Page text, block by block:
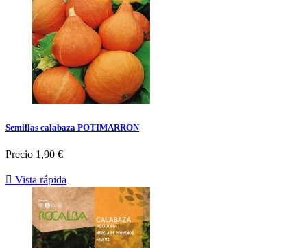
Semillas calabaza POTIMARRON
Precio 1,90 €
 Vista rápida